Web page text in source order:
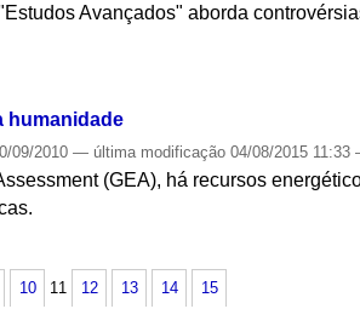
Avançados" aborda
humanidade
09/2010— última modificação 04/08/2015 11:33
(GEA), há recursos
10 11 12 13 14 15